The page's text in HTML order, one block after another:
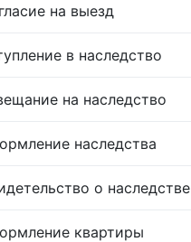
на выезд
в наследство
на наследство
наследства
о наследстве
квартиры